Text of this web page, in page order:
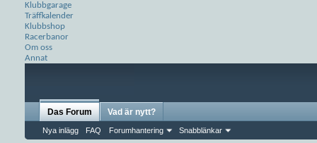
Klubbgarage
Träffkalender
Klubbshop
Racerbanor
Om oss
Annat
Das Forum
Nya inlägg FAQ Forumhantering Snabblänkar
Vad är nytt?